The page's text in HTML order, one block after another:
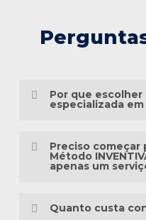
Por que escolher
especializada
mais do que
paciente, as
Preciso começar
Método
apenas um
Quanto custa